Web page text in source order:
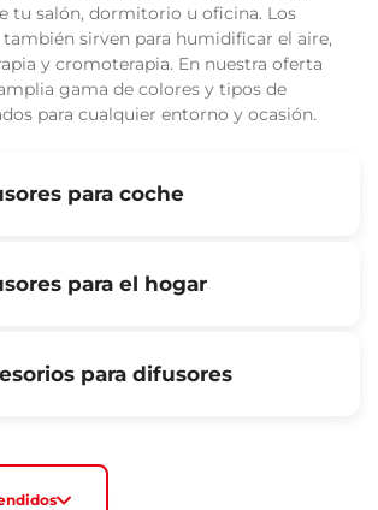
tu salón, dormitorio u oficina. Los
también sirven para humidificar el aire,
y cromoterapia. En nuestra oferta
gama de colores y tipos de
para cualquier entorno y ocasión.
para coche
para el hogar
para difusores